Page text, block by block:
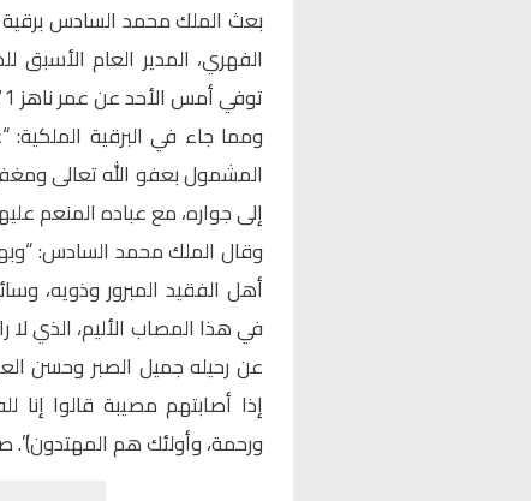
بعث الملك محمد السادس برقية
الفهري، المدير العام الأسبق
توفي أمس الأحد عن عمر ناهز 71 عاما بعد معاناة طويلة مع المرض.
ومما جاء في البرقية الملكية:
المشمول بعفو الله تعالى
إلى جواره، مع عباده المنعم
وقال الملك محمد السادس:
أهل الفقيد المبرور وذويه،
في هذا المصاب الأليم، الذي
عن رحيله جميل الصبر وحسن
إذا أصابتهم مصيبة قالوا إنا
ورحمة، وأولئك هم المهتدون)”.